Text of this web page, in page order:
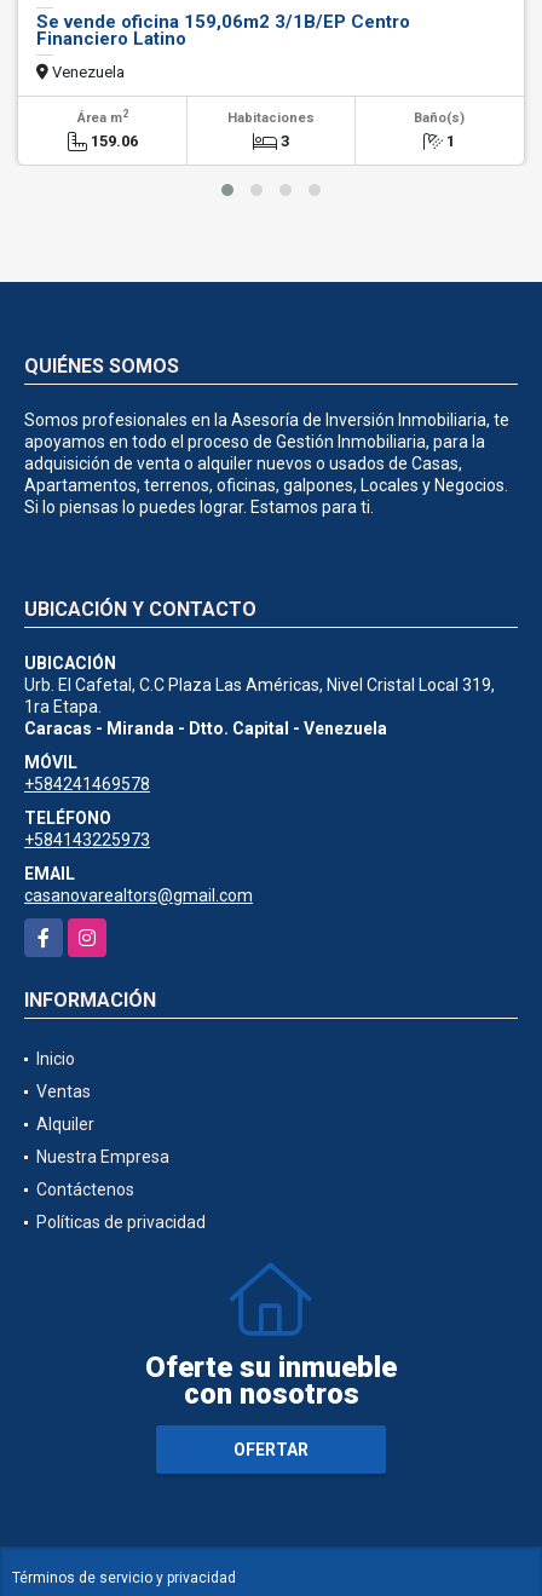
Se vende oficina 159,06m2 3/1B/EP Centro
Financiero Latino
Venezuela
Área m2
159.06
Habitaciones
3
Baño(s)
1
QUIÉNES SOMOS
Somos profesionales en la Asesoría de Inversión Inmobiliaria, te
apoyamos en todo el proceso de Gestión Inmobiliaria, para la
adquisición de venta o alquiler nuevos o usados de Casas,
Apartamentos, terrenos, oficinas, galpones, Locales y Negocios.
Si lo piensas lo puedes lograr. Estamos para ti.
UBICACIÓN Y CONTACTO
UBICACIÓN
Urb. El Cafetal, C.C Plaza Las Américas, Nivel Cristal Local 319,
1ra Etapa.
Caracas - Miranda - Dtto. Capital - Venezuela
MÓVIL
+584241469578
TELÉFONO
+584143225973
EMAIL
casanovarealtors@gmail.com
FacebookInstagram
INFORMACIÓN
Inicio
Ventas
Alquiler
Nuestra Empresa
Contáctenos
Políticas de privacidad
Oferte su inmueble
con nosotros
OFERTAR
Términos de servicio y privacidad